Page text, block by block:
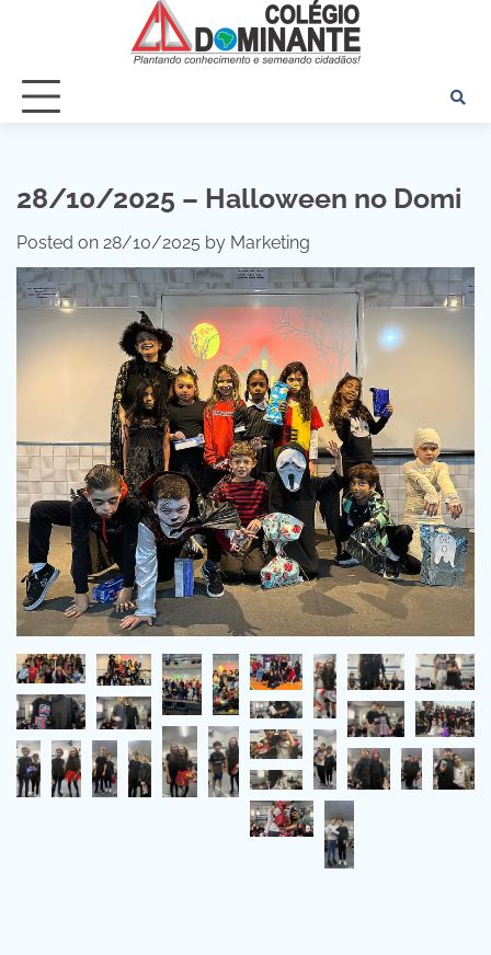
28/10/2025 – Halloween no Domi
Posted on 28/10/2025 by Marketing